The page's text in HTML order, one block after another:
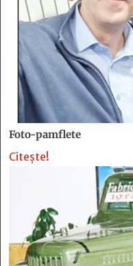
Foto-pamflete
Citește!